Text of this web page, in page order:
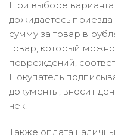
При выборе
дожидаетесь
сумму за товар в
товар, который
повреждений,
Покупатель
документы, вносит
чек.
Также оплата